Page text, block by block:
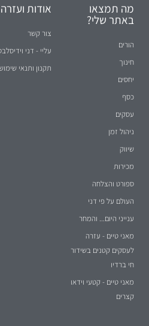
מה תמצאו
באתר שלי?
הורים
חינוך
יחסים
כסף
עסקים
ניהול זמן
שיווק
מכירות
ספורט והצלחה
העולם על פי דני
ענייני היום... והמחר
מאני טיים - עזרה
לעסקים קטנים בשידור
חי ברדיו
מאני טיים - קטעי וידאו
קצרים
אודות ועזרה
צור קשר
עליי - דני
תקנון ותנאי